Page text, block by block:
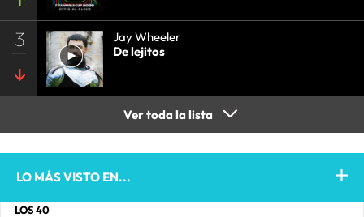
3
Jay Wheeler
De lejitos
Ver toda la lista
LO MÁS VISTO EN...
LOS 40